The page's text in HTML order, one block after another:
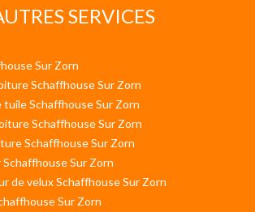
SERVICES
Sur Zorn
Schaffhouse Sur Zorn
Schaffhouse Sur Zorn
Schaffhouse Sur Zorn
Schaffhouse Sur Zorn
Sur Zorn
de velux Schaffhouse Sur Zorn
Sur Zorn